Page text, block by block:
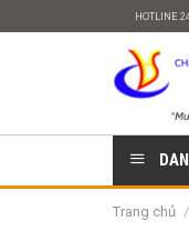
HOTLINE
Trang chủ /